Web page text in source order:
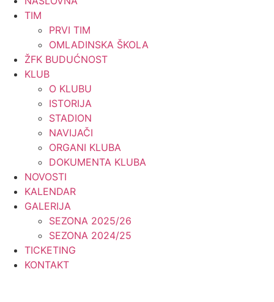
TIM
PRVI TIM
OMLADINSKA ŠKOLA
ŽFK BUDUĆNOST
KLUB
O KLUBU
ISTORIJA
STADION
NAVIJAČI
ORGANI KLUBA
DOKUMENTA KLUBA
NOVOSTI
KALENDAR
GALERIJA
SEZONA 2025/26
SEZONA 2024/25
TICKETING
KONTAKT